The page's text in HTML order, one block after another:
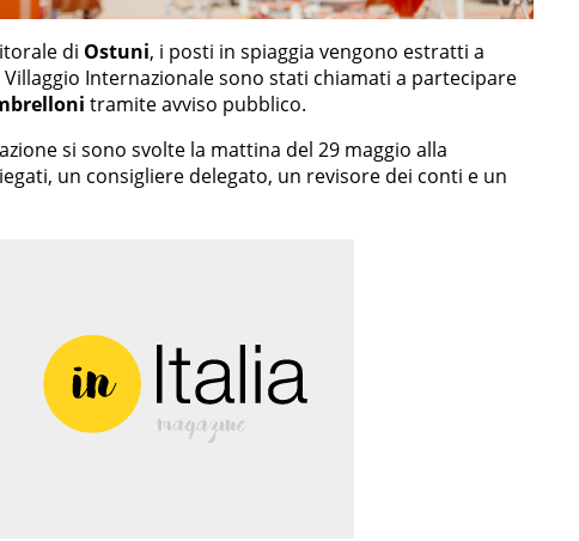
di Ostuni, i posti in spiaggia vengono estratti a
Internazionale sono stati chiamati a partecipare
tramite avviso pubblico.
si sono svolte la mattina del 29 maggio alla
un consigliere delegato, un revisore dei conti e un